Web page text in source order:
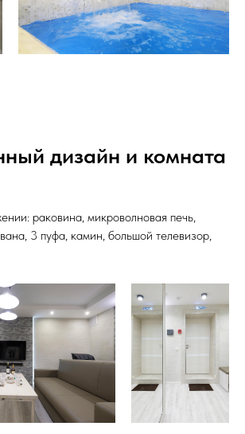
дизайн и комната
раковина, микроволновая печь,
3 пуфа, камин, большой телевизор,